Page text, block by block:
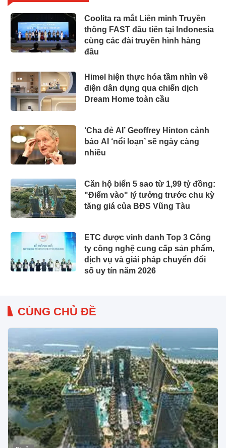
Coolita ra mắt Liên minh Truyền
thông FAST đầu tiên tại Indonesia
cùng các đài truyền hình hàng
đầu
Himel hiện thực hóa tầm nhìn về
điện dân dụng qua chiến dịch
Dream Home toàn cầu
‘Cha đẻ AI’ Geoffrey Hinton cảnh
báo AI ‘nổi loạn’ sẽ ngày càng
nhiều
Căn hộ biển 5 sao từ 1,99 tỷ đồng:
"Điểm vào" lý tưởng trước chu kỳ
tăng giá của BĐS Vũng Tàu
ETC được vinh danh Top 3 Công
ty công nghệ cung cấp sản phẩm,
dịch vụ và giải pháp chuyển đổi
số uy tín năm 2026
CÙNG CHỦ ĐỀ